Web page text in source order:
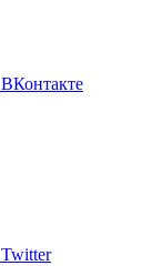
ВКонтакте
Twitter